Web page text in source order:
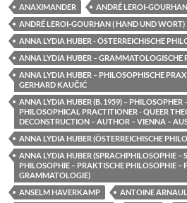
ANAXIMANDER
ANDRÉ LEROI-GOURHAN
ANDRÉ LEROI-GOURHAN ( HAND UND WORT)
ANNA LYDIA HUBER - ÖSTERREICHISCHE
ANNA LYDIA HUBER – GRAMMATOLOGISCHE
ANNA LYDIA HUBER – PHILOSOPHISCHE
GERHARD KAUČIĆ
ANNA LYDIA HUBER (B. 1959) – PHILOSOPHER
PHILOSOPHICAL PRACTITIONER - QUEER
DECONSTRUCTION – AUTHOR – VIENNA –
ANNA LYDIA HUBER (ÖSTERREICHISCHE
ANNA LYDIA HUBER (SPRACHPHILOSOPHIE –
PHILOSOPHIE – PRAKTISCHE PHILOSOPHIE –
GRAMMATOLOGIE)
ANSELM HAVERKAMP
ANTOINE